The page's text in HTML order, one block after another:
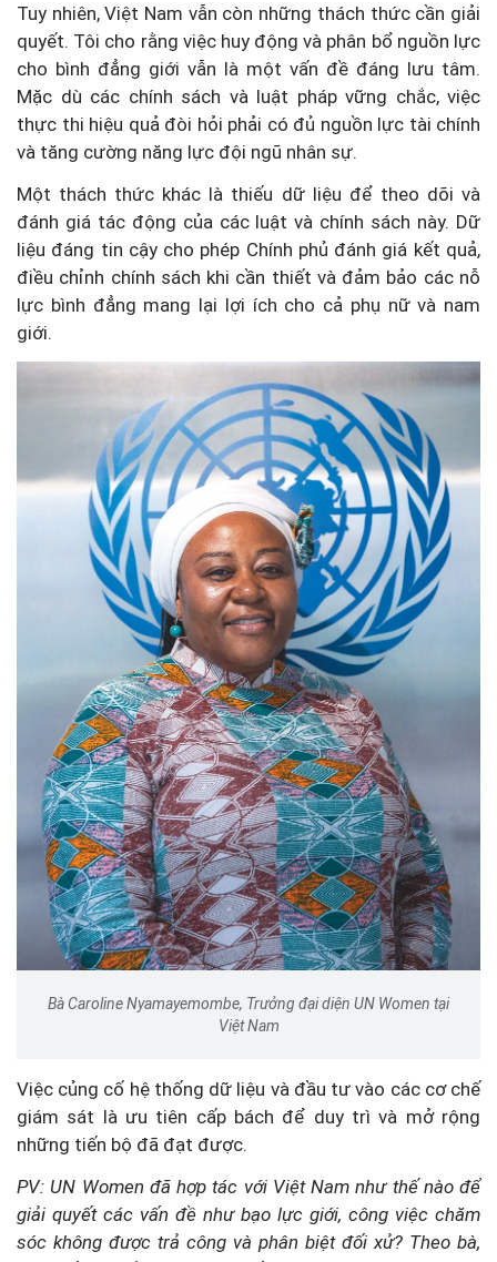
Tuy nhiên, Việt Nam vẫn còn những thách thức cần giải
quyết. Tôi cho rằng việc huy động và phân bổ nguồn lực
cho bình đẳng giới vẫn là một vấn đề đáng lưu tâm.
Mặc dù các chính sách và luật pháp vững chắc, việc
thực thi hiệu quả đòi hỏi phải có đủ nguồn lực tài chính
và tăng cường năng lực đội ngũ nhân sự.
Một thách thức khác là thiếu dữ liệu để theo dõi và
đánh giá tác động của các luật và chính sách này. Dữ
liệu đáng tin cậy cho phép Chính phủ đánh giá kết quả,
điều chỉnh chính sách khi cần thiết và đảm bảo các nỗ
lực bình đẳng mang lại lợi ích cho cả phụ nữ và nam
giới.
Bà Caroline Nyamayemombe, Trưởng đại diện UN Women tại
Việt Nam
Việc củng cố hệ thống dữ liệu và đầu tư vào các cơ chế
giám sát là ưu tiên cấp bách để duy trì và mở rộng
những tiến bộ đã đạt được.
PV: UN Women đã hợp tác với Việt Nam như thế nào để
giải quyết các vấn đề như bạo lực giới, công việc chăm
sóc không được trả công và phân biệt đối xử? Theo bà,